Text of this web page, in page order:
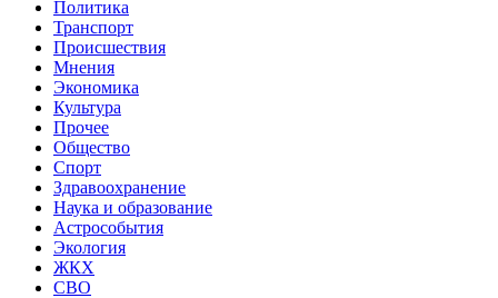
Политика
Транспорт
Происшествия
Мнения
Экономика
Культура
Прочее
Общество
Спорт
Здравоохранение
Наука и образование
Астрособытия
Экология
ЖКХ
СВО